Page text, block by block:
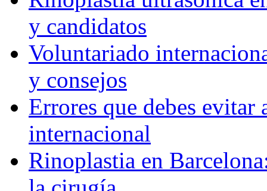
y candidatos
Voluntariado
y consejos
Errores que debes
internacional
Rinoplastia en